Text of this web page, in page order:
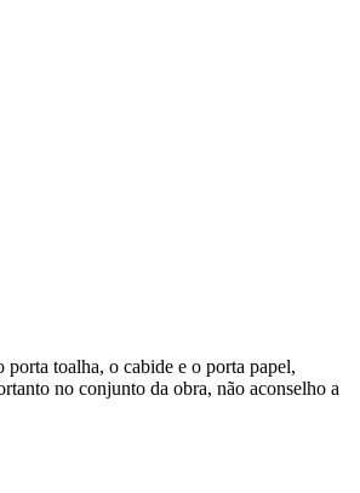
porta toalha, o cabide e o porta papel,
no conjunto da obra, não aconselho a